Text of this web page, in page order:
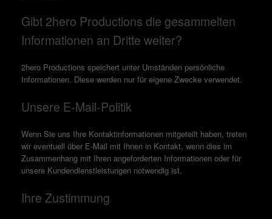
Gibt 2hero Productions die gesammelten
Informationen an Dritte weiter?
2hero Productions speichert unter Umständen persönliche
Informationen. Diese werden nur für eigene Zwecke verwendet.
Unsere E-Mail-Politik
Wenn Sie uns Ihre Kontaktinformationen mitgeteilt haben, treten
wir eventuell über E-Mail mit Ihnen in Kontakt, wenn dies im
Zusammenhang mit Ihren angeforderten Informationen oder für
unsere Kundendienstleistungen notwendig ist.
Ihre Zustimmung